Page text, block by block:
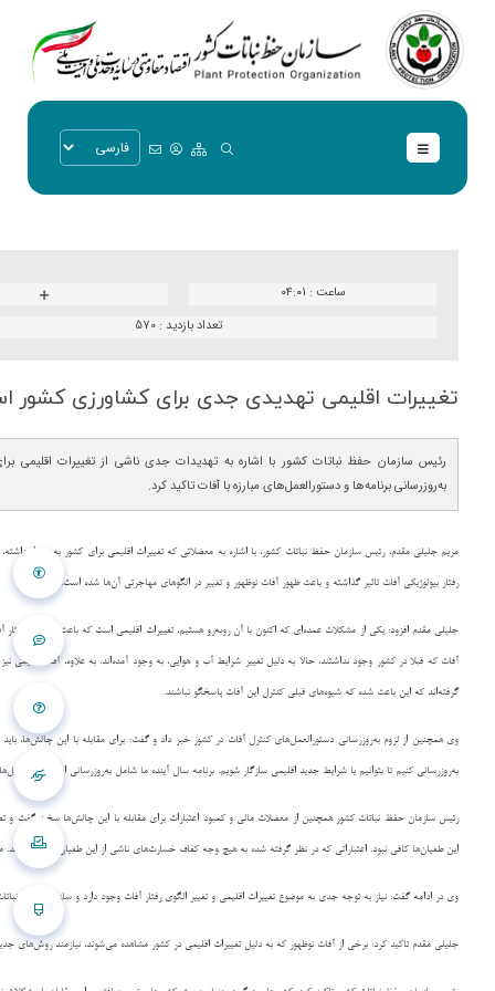
ساعت : ۰۴:۰۱
تعداد بازدید :570
تغییرات اقلیمی تهدیدی جدی برای كشاورزی كشور
رئیس سازمان حفظ نباتات کشور با اشاره به تهدیدات جدی ناشی از تغییرات اقلیمی
به‌روزرسانی برنامه‌ها و دستورالعمل‌های مبارزه با آفات تاکید کرد.
مریم جلیلی مقدم، رئیس سازمان حفظ نباتات کشور، با اشاره به معضلاتی که تغییرات اقلیمی برای کشور به همراه
رفتار بیولوژیکی آفات تاثیر گذاشته و باعث ظهور آفات نوظهور و تغییر در الگوهای مهاجرتی آن‌ها شده است.
جلیلی مقدم افزود: یکی از مشکلات عمده‌ای که اکنون با آن روبه‌رو هستیم، تغییرات اقلیمی است که باعث تغییر در
آفات که قبلا در کشور وجود نداشتند، حالا به دلیل تغییر شرایط آب و هوایی، به وجود آمده‌اند. به علاوه، آفات قدیمی
گرفته‌اند که این باعث شده که شیوه‌های قبلی کنترل این آفات پاسخگو نباشند.
وی همچنین از لزوم به‌روزرسانی دستورالعمل‌های کنترل آفات در کشور خبر داد و گفت: برای مقابله با این چالش‌ها، باید
به‌روزرسانی کنیم تا بتوانیم با شرایط جدید اقلیمی سازگار شویم. برنامه سال آینده ما شامل به‌روزرسانی این
رئیس سازمان حفظ نباتات کشور همچنین از معضلات مالی و کمبود اعتبارات برای مقابله با این چالش‌ها سخن گفت و
این طغیان‌ها کافی نبود. اعتباراتی که در نظر گرفته شده به هیچ وجه کفاف خسارت‌های ناشی از این طغیان‌ها را نمی‌دهد.
وی در ادامه گفت: نیاز به توجه جدی به موضوع تغییرات اقلیمی و تغییر الگوی رفتار آفات وجود دارد و سازمان حفظ
جلیلی مقدم تاکید کرد: برخی از آفات نوظهور که به دلیل تغییرات اقلیمی در کشور مشاهده می‌شوند، نیازمند روش‌های